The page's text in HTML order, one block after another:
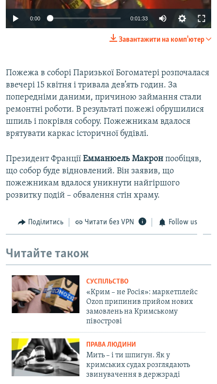
0:00 0:01:33
Завантажити на комп'ютер
Пожежа в соборі Паризької Богоматері розпочалася
ввечері 15 квітня і тривала дев’ять годин. За
попередніми даними, причиною займання стали
ремонтні роботи. В результаті пожежі обрушилися
шпиль і покрівля собору. Пожежникам вдалося
врятувати каркас історичної будівлі.
Президент Франції Емманюель Макрон пообіцяв,
що собор буде відновлений. Він заявив, що
пожежникам вдалося уникнути найгіршого
розвитку подій – обвалення стін храму.
Поділитись Читати без VPN Follow us
Читайте також
СУСПІЛЬСТВО
«Крим – не Росія»: маркетплейс
Ozon припинив прийом нових
замовлень на Кримському
півострові
ПРАВА ЛЮДИНИ
Мить – і ти шпигун. Як у
кримських судах розглядають
звинувачення в держзраді